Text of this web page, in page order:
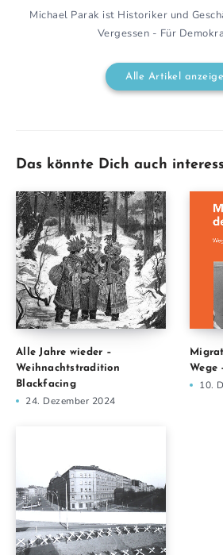
Michael Parak ist Historiker und
Vergessen - Für
Alle Artikel
Das könnte Dich auch
Alle Jahre wieder –
Weihnachtstradition
Blackfacing
24. Dezember 2024
Wege
10.